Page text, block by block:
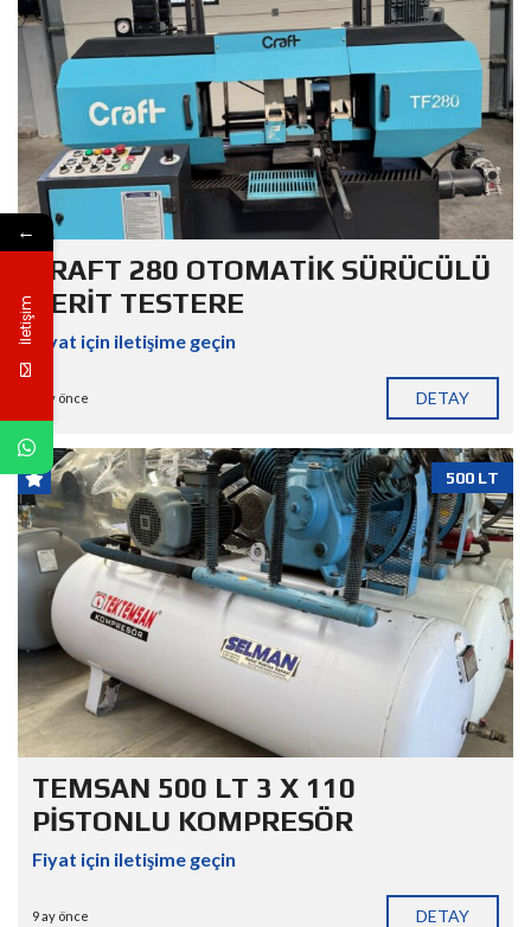
CRAFT 280 OTOMATİK SÜRÜCÜLÜ
ŞERİT TESTERE
Fiyat için iletişime geçin
7 ay önce DETAY
500 LT
TEMSAN 500 LT 3 X 110
PİSTONLU KOMPRESÖR
Fiyat için iletişime geçin
9 ay önce DETAY
←
İletişim